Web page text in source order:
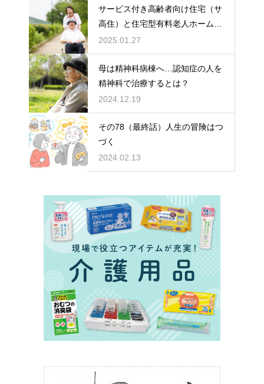
サービス付き高齢者向け住宅（サ
高住）と住宅型有料老人ホーム：
どちらを選ぶ？
2025.01.27
母は精神科病棟へ…認知症の人を
精神科で治療するとは？
2024.12.19
その78（最終話）人生の冒険はつ
づく
2024.02.13